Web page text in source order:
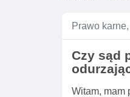
Prawo
Czy sąd
Witam, mam